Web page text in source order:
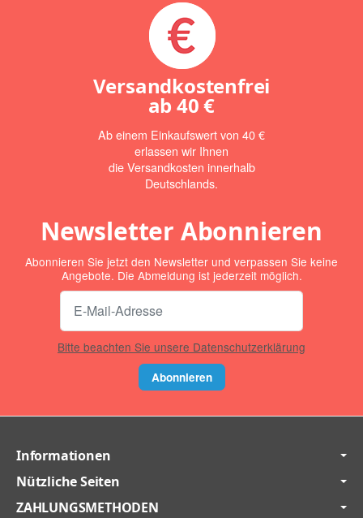
Versandkostenfrei
ab40 €
Ab einem Einkaufswert von 40 €
erlassen wir Ihnen
die Versandkosten innerhalb
Deutschlands.
Newsletter Abonnieren
Abonnieren Sie jetzt den Newsletter und verpassen Sie keine
Angebote. Die Abmeldung ist jederzeit möglich.
Bitte beachten Sie unsere Datenschutzerklärung
Abonnieren
Informationen
Nützliche Seiten
ZAHLUNGSMETHODEN